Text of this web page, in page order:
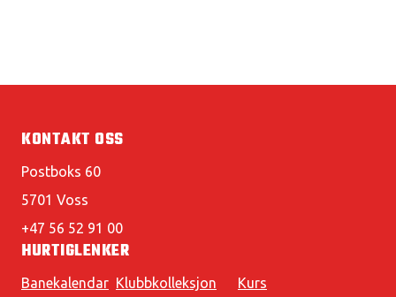
KONTAKT OSS
Postboks 60
5701 Voss
+47 56 52 91 00
HURTIGLENKER
Banekalendar Klubbkolleksjon Kurs